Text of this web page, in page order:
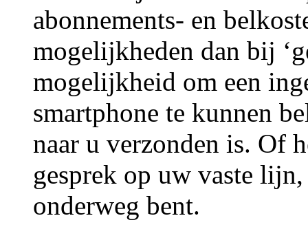
abonnements- en
mogelijkheden dan bij
mogelijkheid om een
smartphone te kunnen
naar u verzonden is. Of
gesprek op uw vaste
onderweg bent.